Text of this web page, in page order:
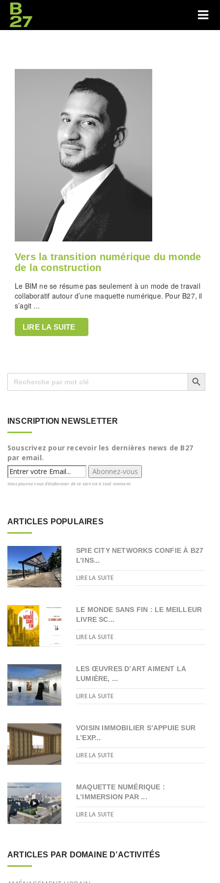
Vers la transition numérique du monde
de la construction
Le BIM ne se résume pas seulement à un mode de travail
collaboratif autour d’une maquette numérique. Pour B27, il
s’agit ...
LIRE LA SUITE
Search
for:
Search Button
INSCRIPTION NEWSLETTER
Souscrivez pour recevoir les dernières news de B27
par email.
Vous pouvez vous désabonner de ce service à tout moment.
ARTICLES POPULAIRES
SPIE CITY NETWORKS CONFIE À B27
L’INS...
LIRE LA SUITE
LE MONDE SANS FIN : LE MEILLEUR
LIVRE SC...
LIRE LA SUITE
LES ŒUVRES D’ART AIMENT LA
LUMIÈRE, ...
LIRE LA SUITE
VOISIN IMMOBILIER S’APPUIE SUR
L’EXP...
LIRE LA SUITE
MAQUETTE NUMÉRIQUE :
L’IMMERSION PAR ...
LIRE LA SUITE
ARTICLES PAR DOMAINE D’ACTIVITÉS